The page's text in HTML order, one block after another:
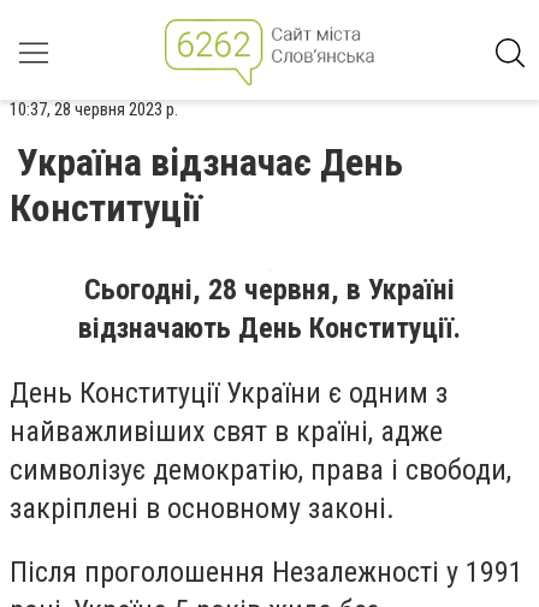
10:37, 28 червня 2023 р.
Україна відзначає День
Конституції
Сьогодні, 28 червня, в Україні
відзначають День Конституції.
День Конституції України є одним з
найважливіших свят в країні, адже
символізує демократію, права і свободи,
закріплені в основному законі.
Після проголошення Незалежності у 1991